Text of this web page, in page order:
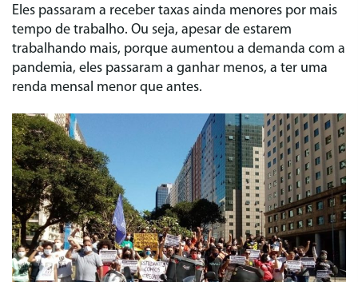
Eles passaram a receber taxas ainda menores por mais
tempo de trabalho. Ou seja, apesar de estarem
trabalhando mais, porque aumentou a demanda com a
pandemia, eles passaram a ganhar menos, a ter uma
renda mensal menor que antes.